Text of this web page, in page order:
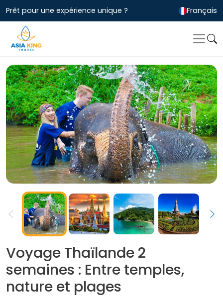
Prêt pour une expérience unique ? Français
Voyage Thaïlande 2
semaines : Entre temples,
nature et plages